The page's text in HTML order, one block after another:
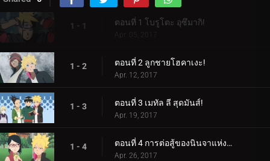
1 - 1 ตอนที่ 1 โบรูโตะ อุซึมากิ!
Apr. 05, 2017
1 - 2 ตอนที่ 2 ลูกชายโฮคาเงะ!
Apr. 12, 2017
1 - 3 ตอนที่ 3 เมทัล ลี สุดมันส์!
Apr. 19, 2017
1 - 4 ตอนที่ 4 การต่อสู้ของนินจาแห่งเพศ!
Apr. 26, 2017